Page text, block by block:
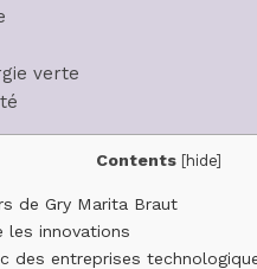
verte
Contents [hide]
de Gry Marita Braut
les innovations
des entreprises